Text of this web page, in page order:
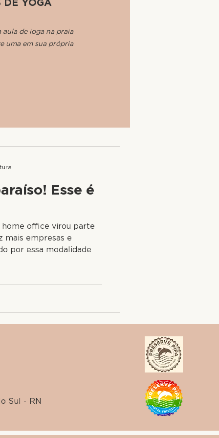
DE YOGA
aula de ioga na praia
uma em sua própria
Esse é
home office virou parte
mais empresas e
por essa modalidade
Sul - RN